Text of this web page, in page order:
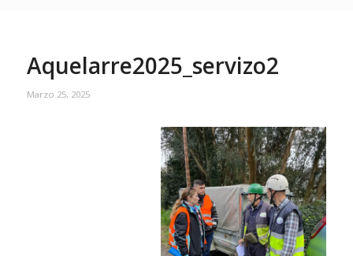
Aquelarre2025_servizo2
Marzo 25, 2025